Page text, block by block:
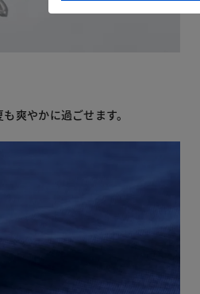
爽やかに過ごせます。